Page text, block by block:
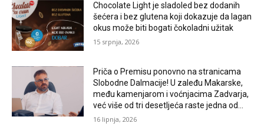
Chocolate Light je sladoled bez dodanih
šećera i bez glutena koji dokazuje da lagan
okus može biti bogati čokoladni užitak
15 srpnja, 2026
Priča o Premisu ponovno na stranicama
Slobodne Dalmacije! U zaleđu Makarske,
među kamenjarom i voćnjacima Zadvarja,
već više od tri desetljeća raste jedna od...
16 lipnja, 2026